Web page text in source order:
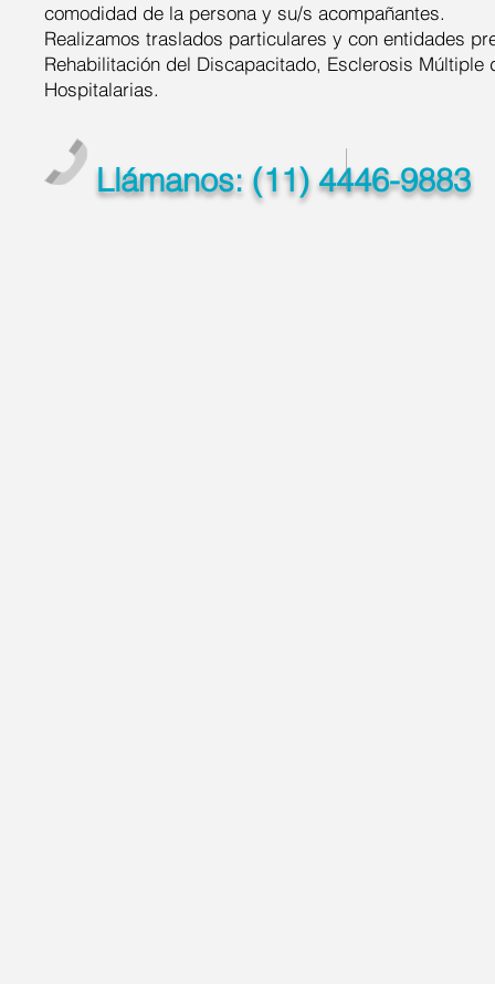
comodidad de la persona y su/s acompañantes.
Realizamos traslados particulares y con entidades
Rehabilitación del Discapacitado, Esclerosis
Hospitalarias.
Llámanos: (11) 4446-9883